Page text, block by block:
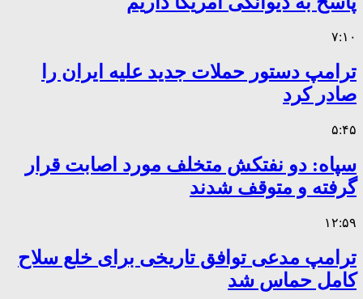
۷:۱۰
ترامپ دستور حملات جدید علیه ایران را
صادر کرد
۵:۴۵
سپاه: دو نفتکش متخلف مورد اصابت قرار
گرفته و متوقف شدند
۱۲:۵۹
ترامپ مدعی توافق تاریخی برای خلع سلاح
کامل حماس شد